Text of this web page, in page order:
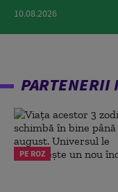
10.08.2026
PARTENERII
PE ROZ